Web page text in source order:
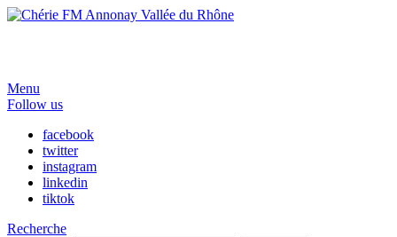
Menu
Follow us
facebook
twitter
instagram
linkedin
tiktok
Recherche